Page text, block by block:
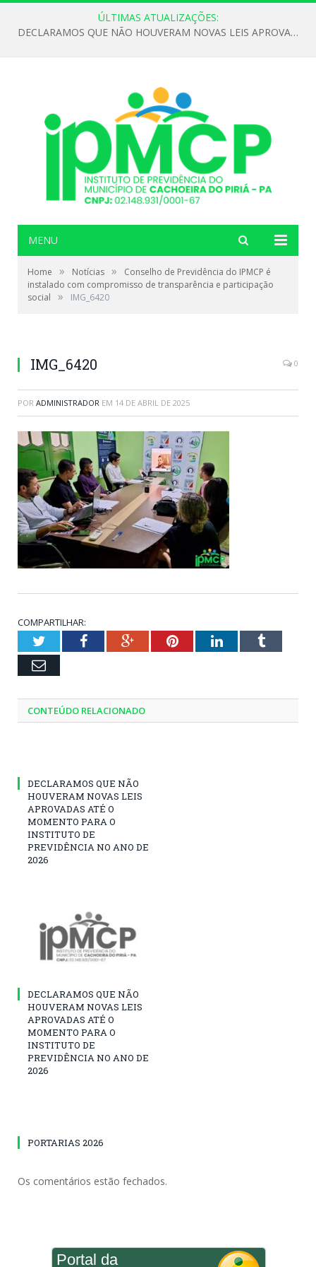
ÚLTIMAS ATUALIZAÇÕES:
DECLARAMOS QUE NÃO HOUVERAM NOVAS LEIS APROVADAS ATÉ O MOMENTO PARA O INSTITUTO DE PREVIDÊNCIA NO ANO DE 2026
MENU
Home » Notícias »
Conselho de Previdência do IPMCP é
instalado com compromisso de transparência e participação
social
» IMG_6420
IMG_6420 0
POR ADMINISTRADOR EM 14 DE ABRIL DE 2025
COMPARTILHAR:
TwitterFacebookGoogle+PinterestLinkedInTumblr
Email
CONTEÚDO RELACIONADO
DECLARAMOS QUE NÃO
HOUVERAM NOVAS LEIS
APROVADAS ATÉ O
MOMENTO PARA O
INSTITUTO DE
PREVIDÊNCIA NO ANO DE
2026
DECLARAMOS QUE NÃO
HOUVERAM NOVAS LEIS
APROVADAS ATÉ O
MOMENTO PARA O
INSTITUTO DE
PREVIDÊNCIA NO ANO DE
2026
PORTARIAS 2026
Os comentários estão fechados.
Portal da